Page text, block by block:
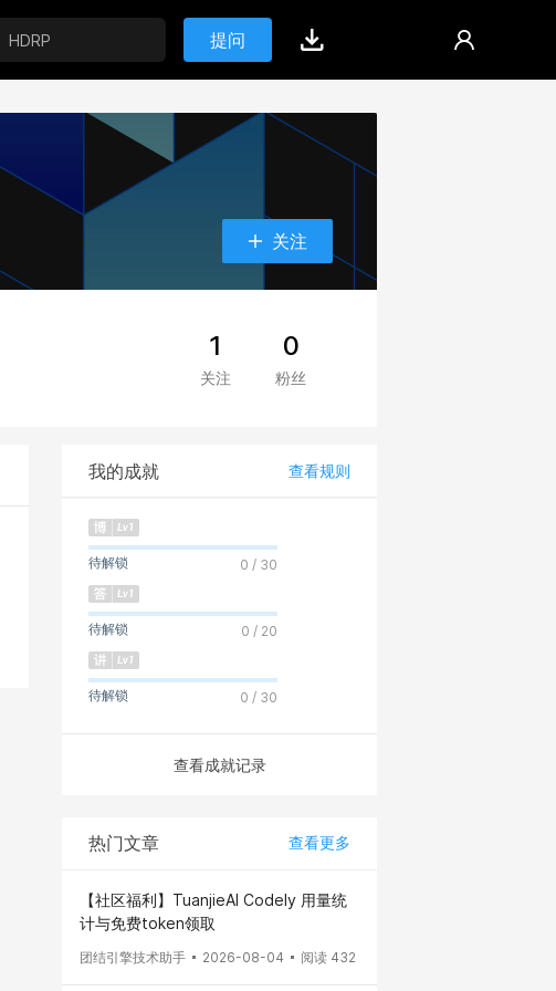
提问
关注
1
关注
0
粉丝
我的成就 查看规则
待解锁 0 / 30
待解锁 0 / 20
待解锁 0 / 30
查看成就记录
热门文章 查看更多
【社区福利】TuanjieAI Codely 用量统
计与免费token领取
团结引擎技术助手 2026-08-04 阅读 432